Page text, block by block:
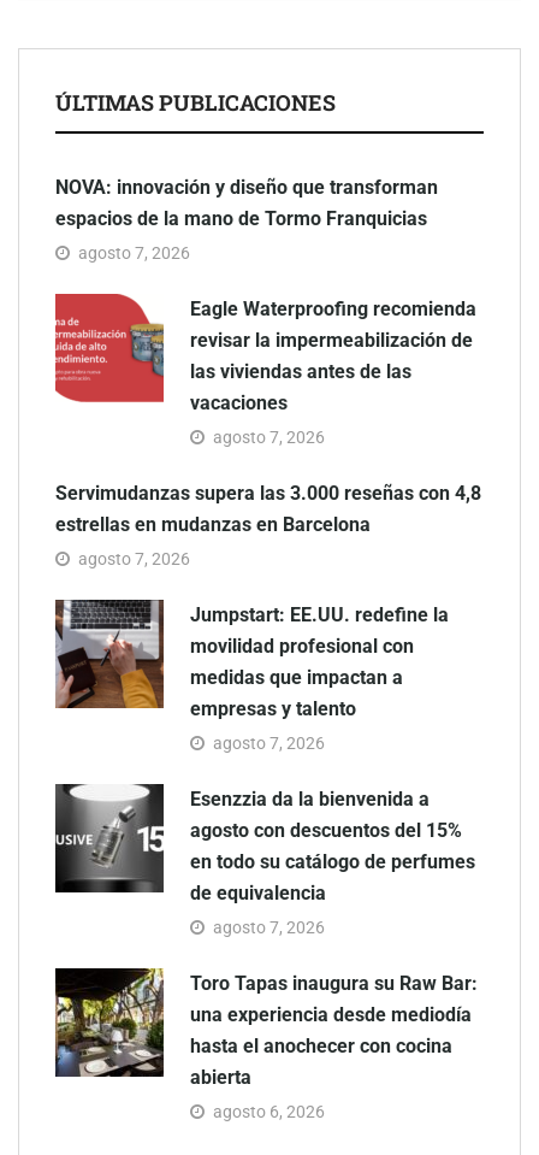
ÚLTIMAS PUBLICACIONES
NOVA: innovación y diseño que transforman
espacios de la mano de Tormo Franquicias
agosto 7, 2026
Eagle Waterproofing recomienda
revisar la impermeabilización de
las viviendas antes de las
vacaciones
agosto 7, 2026
Servimudanzas supera las 3.000 reseñas con 4,8
estrellas en mudanzas en Barcelona
agosto 7, 2026
Jumpstart: EE.UU. redefine la
movilidad profesional con
medidas que impactan a
empresas y talento
agosto 7, 2026
Esenzzia da la bienvenida a
agosto con descuentos del 15%
en todo su catálogo de perfumes
de equivalencia
agosto 7, 2026
Toro Tapas inaugura su Raw Bar:
una experiencia desde mediodía
hasta el anochecer con cocina
abierta
agosto 6, 2026